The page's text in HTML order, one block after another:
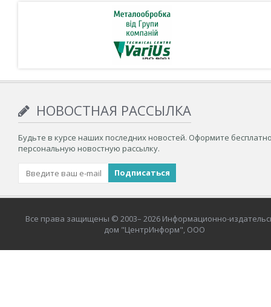
НОВОСТНАЯ РАССЫЛКА
Будьте в курсе наших последних новостей. Оформите
персональную новостную рассылку.
Все права защищены © 2003– 2026 Информационно-
дом "ЦентрИнформ", ООО